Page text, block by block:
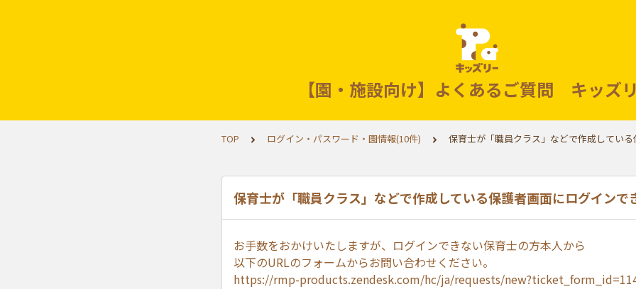
【園・施設向け】よくあるご質問 キッズ
TOP ログイン・パスワード・園情報(10件) 保育士が「職員クラス」などで作成してい
保育士が「職員クラス」などで作成している保護者画面にログインで
お手数をおかけいたしますが、ログインできない保育士の方本人から
以下のURLのフォームからお問い合わせください。
https://rmp-products.zendesk.com/hc/ja/requests/